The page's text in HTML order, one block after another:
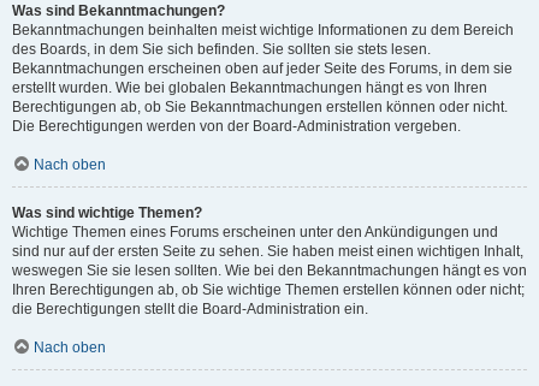
Was sind Bekanntmachungen?
Bekanntmachungen beinhalten meist wichtige Informationen zu dem Bereich
des Boards, in dem Sie sich befinden. Sie sollten sie stets lesen.
Bekanntmachungen erscheinen oben auf jeder Seite des Forums, in dem sie
erstellt wurden. Wie bei globalen Bekanntmachungen hängt es von Ihren
Berechtigungen ab, ob Sie Bekanntmachungen erstellen können oder nicht.
Die Berechtigungen werden von der Board-Administration vergeben.
Nach oben
Was sind wichtige Themen?
Wichtige Themen eines Forums erscheinen unter den Ankündigungen und
sind nur auf der ersten Seite zu sehen. Sie haben meist einen wichtigen Inhalt,
weswegen Sie sie lesen sollten. Wie bei den Bekanntmachungen hängt es von
Ihren Berechtigungen ab, ob Sie wichtige Themen erstellen können oder nicht;
die Berechtigungen stellt die Board-Administration ein.
Nach oben